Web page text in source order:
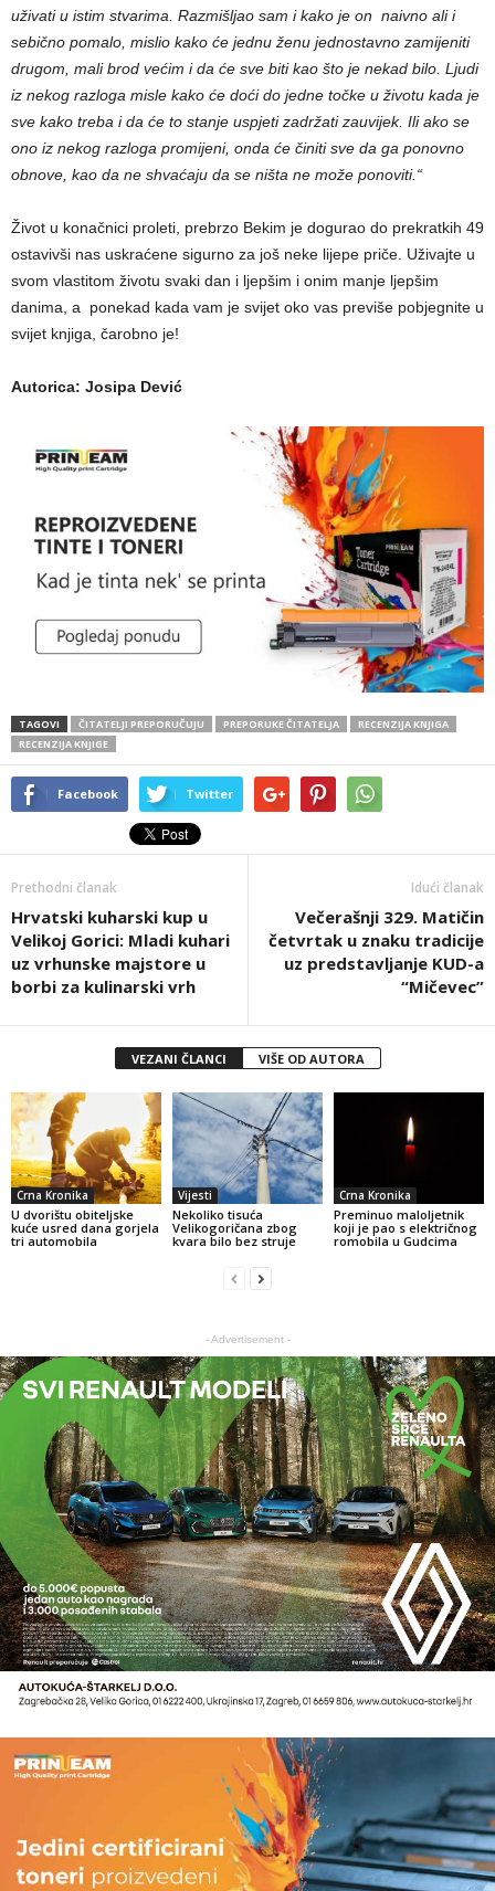
uživati u istim stvarima. Razmišljao sam i kako je on naivno ali i
sebično pomalo, mislio kako će jednu ženu jednostavno zamijeniti
drugom, mali brod većim i da će sve biti kao što je nekad bilo. Ljudi
iz nekog razloga misle kako će doći do jedne točke u životu kada je
sve kako treba i da će to stanje uspjeti zadržati zauvijek. Ili ako se
ono iz nekog razloga promijeni, onda će činiti sve da ga ponovno
obnove, kao da ne shvaćaju da se ništa ne može ponoviti.“
Život u konačnici proleti, prebrzo Bekim je dogurao do prekratkih 49
ostavivši nas uskraćene sigurno za još neke lijepe priče. Uživajte u
svom vlastitom životu svaki dan i ljepšim i onim manje ljepšim
danima, a ponekad kada vam je svijet oko vas previše pobjegnite u
svijet knjiga, čarobno je!
Autorica: Josipa Dević
TAGOVI ČITATELJI PREPORUČUJU PREPORUKE ČITATELJA
RECENZIJA KNJIGA
RECENZIJA KNJIGE
Facebook Twitter
Prethodni članak
Hrvatski kuharski kup u
Velikoj Gorici: Mladi kuhari
uz vrhunske majstore u
borbi za kulinarski vrh
Idući članak
Večerašnji 329. Matičin
četvrtak u znaku tradicije
uz predstavljanje KUD-a
“Mičevec”
VEZANI ČLANCI VIŠE OD AUTORA
Crna Kronika
U dvorištu obiteljske
kuće usred dana gorjela
tri automobila
Vijesti
Nekoliko tisuća
Velikogoričana zbog
kvara bilo bez struje
Crna Kronika
Preminuo maloljetnik
koji je pao s električnog
romobila u Gudcima
- Advertisement -